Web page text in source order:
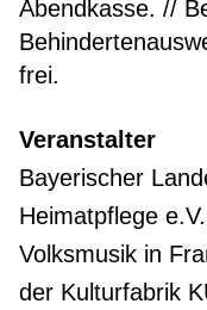
Abendkasse. //
frei.
Veranstalter
Bayerischer
Heimatpflege
Volksmusik in
der Kulturfabrik